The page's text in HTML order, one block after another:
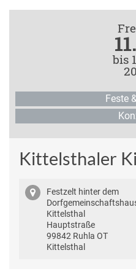
bis
Feste
Kittelsthaler
Festzelt hinter dem
Kittelsthal
Hauptstraße
99842 Ruhla OT
Kittelsthal